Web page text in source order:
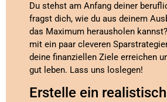
Du stehst am Anfang deiner
fragst dich, wie du aus deinem
das Maximum herausholen
mit ein paar cleveren
deine finanziellen Ziele erreichen
gut leben. Lass uns loslegen!
Erstelle ein